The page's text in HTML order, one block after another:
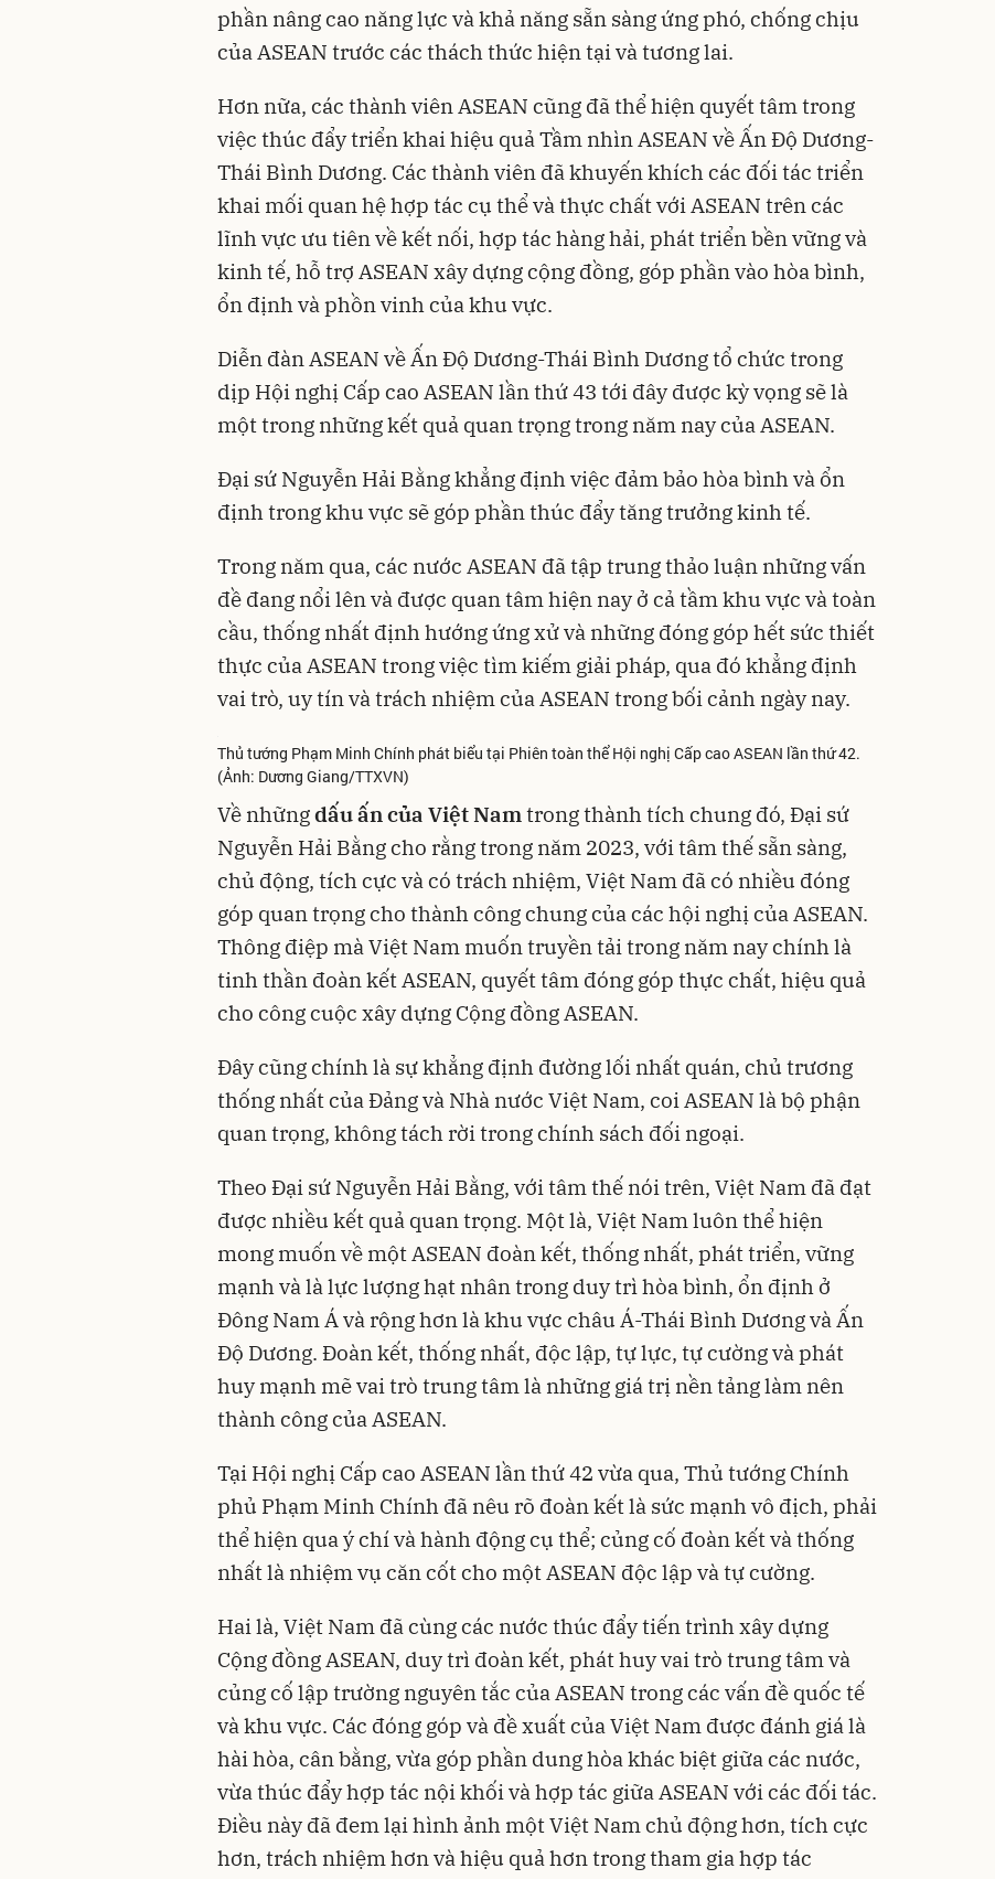
phần nâng cao năng lực và khả năng sẵn sàng ứng phó, chống chịu
của ASEAN trước các thách thức hiện tại và tương lai.
Hơn nữa, các thành viên ASEAN cũng đã thể hiện quyết tâm trong
việc thúc đẩy triển khai hiệu quả Tầm nhìn ASEAN về Ấn Độ Dương-
Thái Bình Dương. Các thành viên đã khuyến khích các đối tác triển
khai mối quan hệ hợp tác cụ thể và thực chất với ASEAN trên các
lĩnh vực ưu tiên về kết nối, hợp tác hàng hải, phát triển bền vững và
kinh tế, hỗ trợ ASEAN xây dựng cộng đồng, góp phần vào hòa bình,
ổn định và phồn vinh của khu vực.
Diễn đàn ASEAN về Ấn Độ Dương-Thái Bình Dương tổ chức trong
dịp Hội nghị Cấp cao ASEAN lần thứ 43 tới đây được kỳ vọng sẽ là
một trong những kết quả quan trọng trong năm nay của ASEAN.
Đại sứ Nguyễn Hải Bằng khẳng định việc đảm bảo hòa bình và ổn
định trong khu vực sẽ góp phần thúc đẩy tăng trưởng kinh tế.
Trong năm qua, các nước ASEAN đã tập trung thảo luận những vấn
đề đang nổi lên và được quan tâm hiện nay ở cả tầm khu vực và toàn
cầu, thống nhất định hướng ứng xử và những đóng góp hết sức thiết
thực của ASEAN trong việc tìm kiếm giải pháp, qua đó khẳng định
vai trò, uy tín và trách nhiệm của ASEAN trong bối cảnh ngày nay.
Thủ tướng Phạm Minh Chính phát biểu tại Phiên toàn thể Hội nghị Cấp cao ASEAN lần thứ 42.
(Ảnh: Dương Giang/TTXVN)
Về nhữngdấu ấn của Việt Namtrong thành tích chung đó, Đại sứ
Nguyễn Hải Bằng cho rằng trong năm 2023, với tâm thế sẵn sàng,
chủ động, tích cực và có trách nhiệm, Việt Nam đã có nhiều đóng
góp quan trọng cho thành công chung của các hội nghị của ASEAN.
Thông điệp mà Việt Nam muốn truyền tải trong năm nay chính là
tinh thần đoàn kết ASEAN, quyết tâm đóng góp thực chất, hiệu quả
cho công cuộc xây dựng Cộng đồng ASEAN.
Đây cũng chính là sự khẳng định đường lối nhất quán, chủ trương
thống nhất của Đảng và Nhà nước Việt Nam, coi ASEAN là bộ phận
quan trọng, không tách rời trong chính sách đối ngoại.
Theo Đại sứ Nguyễn Hải Bằng, với tâm thế nói trên, Việt Nam đã đạt
được nhiều kết quả quan trọng. Một là, Việt Nam luôn thể hiện
mong muốn về một ASEAN đoàn kết, thống nhất, phát triển, vững
mạnh và là lực lượng hạt nhân trong duy trì hòa bình, ổn định ở
Đông Nam Á và rộng hơn là khu vực châu Á-Thái Bình Dương và Ấn
Độ Dương. Đoàn kết, thống nhất, độc lập, tự lực, tự cường và phát
huy mạnh mẽ vai trò trung tâm là những giá trị nền tảng làm nên
thành công của ASEAN.
Tại Hội nghị Cấp cao ASEAN lần thứ 42 vừa qua, Thủ tướng Chính
phủ Phạm Minh Chính đã nêu rõ đoàn kết là sức mạnh vô địch, phải
thể hiện qua ý chí và hành động cụ thể; củng cố đoàn kết và thống
nhất là nhiệm vụ căn cốt cho một ASEAN độc lập và tự cường.
Hai là, Việt Nam đã cùng các nước thúc đẩy tiến trình xây dựng
Cộng đồng ASEAN, duy trì đoàn kết, phát huy vai trò trung tâm và
củng cố lập trường nguyên tắc của ASEAN trong các vấn đề quốc tế
và khu vực. Các đóng góp và đề xuất của Việt Nam được đánh giá là
hài hòa, cân bằng, vừa góp phần dung hòa khác biệt giữa các nước,
vừa thúc đẩy hợp tác nội khối và hợp tác giữa ASEAN với các đối tác.
Điều này đã đem lại hình ảnh một Việt Nam chủ động hơn, tích cực
hơn, trách nhiệm hơn và hiệu quả hơn trong tham gia hợp tác